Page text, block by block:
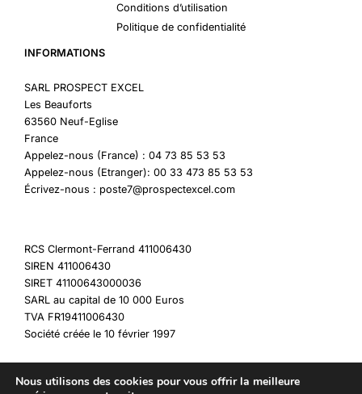
Conditions d’utilisation
Politique de confidentialité
INFORMATIONS
SARL PROSPECT EXCEL
Les Beauforts
63560 Neuf-Eglise
France
Appelez-nous (France) : 04 73 85 53 53
Appelez-nous (Etranger): 00 33 473 85 53 53
Écrivez-nous : poste7@prospectexcel.com
RCS Clermont-Ferrand 411006430
SIREN 411006430
SIRET 41100643000036
SARL au capital de 10 000 Euros
TVA FR19411006430
Société créée le 10 février 1997
Nous utilisons des cookies pour vous offrir la meilleure